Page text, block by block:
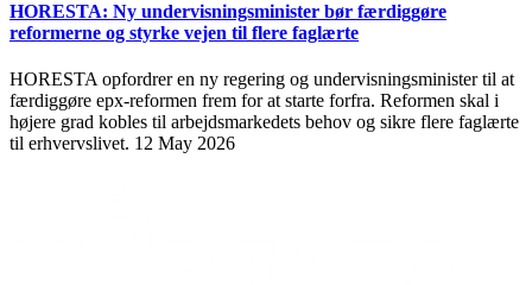
HORESTA: Ny undervisningsminister bør færdiggøre
reformerne og styrke vejen til flere faglærte
HORESTA opfordrer en ny regering og undervisningsminister til at
færdiggøre epx-reformen frem for at starte forfra. Reformen skal i
højere grad kobles til arbejdsmarkedets behov og sikre flere faglærte
til erhvervslivet. 12 May 2026